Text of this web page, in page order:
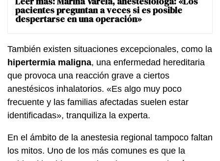
pacientes preguntan a veces si es posible
despertarse en una operación»
También existen situaciones excepcionales, como la
hipertermia maligna, una enfermedad hereditaria
que provoca una reacción grave a ciertos
anestésicos inhalatorios. «Es algo muy poco
frecuente y las familias afectadas suelen estar
identificadas», tranquiliza la experta.
En el ámbito de la anestesia regional tampoco faltan
los mitos. Uno de los más comunes es que la